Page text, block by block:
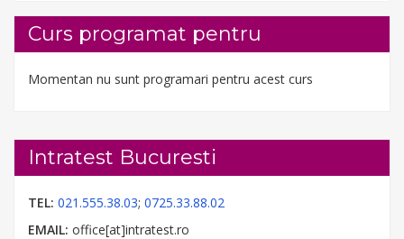
Curs programat pentru
Momentan nu sunt programari pentru acest curs
Intratest Bucuresti
TEL: 021.555.38.03; 0725.33.88.02
EMAIL: office[at]intratest.ro